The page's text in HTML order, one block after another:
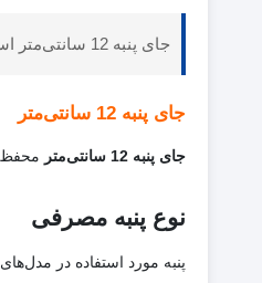
جای پنبه 12 سانتی‌متر استیل ساخت پاکستان، از اقلام استاندارد ست جراحی برای نگهداری پنبه ساده و توپک.
جای پنبه 12 سانتی‌متر
جای پنبه 12 سانتی‌متر
نوع پنبه مصرفی
پنبه مورد استفاده در